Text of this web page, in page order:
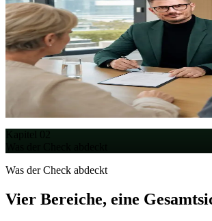
80
Ab diesem Readiness-Score sind Sie solide
entscheidet im Ernstfall die gesetzliche
selten genau so, wie Sie es wollen.
Der Punktwert ist nur der Anfang.
Reihenfolge, in der Sie die Lücken schließen -
Bausteine bringen meist mehr als die nächsten
Kapitel 02
Was der Check abdeckt
Vier Bereiche, eine